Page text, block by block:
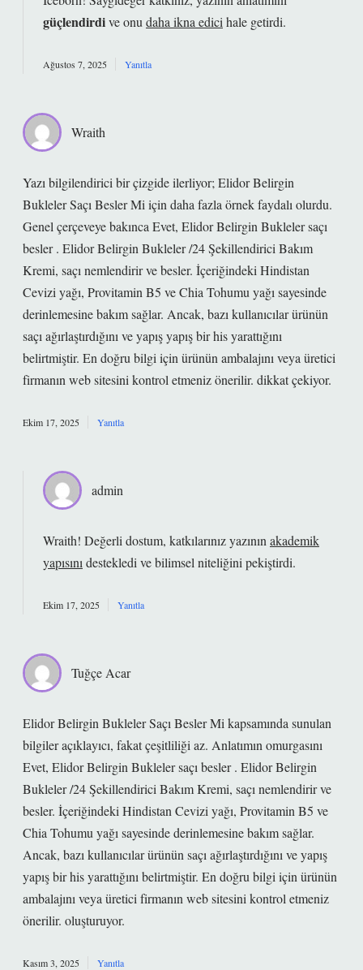
güçlendirdive onu daha ikna edici hale getirdi.
Ağustos 7, 2025 Yanıtla
Wraith
Yazı bilgilendirici bir çizgide ilerliyor; Elidor Belirgin
Bukleler Saçı Besler Mi için daha fazla örnek faydalı olurdu.
Genel çerçeveye bakınca Evet, Elidor Belirgin Bukleler saçı
besler . Elidor Belirgin Bukleler /24 Şekillendirici Bakım
Kremi, saçı nemlendirir ve besler. İçeriğindeki Hindistan
Cevizi yağı, Provitamin B5 ve Chia Tohumu yağı sayesinde
derinlemesine bakım sağlar. Ancak, bazı kullanıcılar ürünün
saçı ağırlaştırdığını ve yapış yapış bir his yarattığını
belirtmiştir. En doğru bilgi için ürünün ambalajını veya üretici
firmanın web sitesini kontrol etmeniz önerilir. dikkat çekiyor.
Ekim 17, 2025 Yanıtla
admin
Wraith! Değerli dostum, katkılarınız yazının akademik
yapısını destekledi vebilimsel niteliğini pekiştirdi.
Ekim 17, 2025 Yanıtla
Tuğçe Acar
Elidor Belirgin Bukleler Saçı Besler Mi kapsamında sunulan
bilgiler açıklayıcı, fakat çeşitliliği az. Anlatımın omurgasını
Evet, Elidor Belirgin Bukleler saçı besler . Elidor Belirgin
Bukleler /24 Şekillendirici Bakım Kremi, saçı nemlendirir ve
besler. İçeriğindeki Hindistan Cevizi yağı, Provitamin B5 ve
Chia Tohumu yağı sayesinde derinlemesine bakım sağlar.
Ancak, bazı kullanıcılar ürünün saçı ağırlaştırdığını ve yapış
yapış bir his yarattığını belirtmiştir. En doğru bilgi için ürünün
ambalajını veya üretici firmanın web sitesini kontrol etmeniz
önerilir. oluşturuyor.
Kasım 3, 2025 Yanıtla